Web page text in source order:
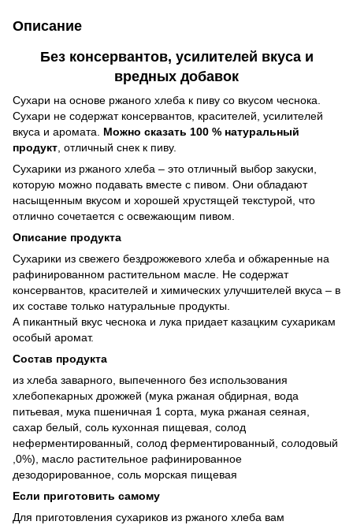
Описание
Без консервантов, усилителей вкуса и
вредных добавок
Сухари на основе ржаного хлеба к пиву со вкусом чеснока.
Сухари не содержат консервантов, красителей, усилителей
вкуса и аромата. Можно сказать 100 % натуральный
продукт , отличный снек к пиву.
Сухарики из ржаного хлеба – это отличный выбор закуски,
которую можно подавать вместе с пивом. Они обладают
насыщенным вкусом и хорошей хрустящей текстурой, что
отлично сочетается с освежающим пивом.
Описание продукта
Сухарики из свежего бездрожжевого хлеба и обжаренные на
рафинированном растительном масле. Не содержат
консервантов, красителей и химических улучшителей вкуса – в
их составе только натуральные продукты.
А пикантный вкус чеснока и лука придает казацким сухарикам
особый аромат.
Состав продукта
из хлеба заварного, выпеченного без использования
хлебопекарных дрожжей (мука ржаная обдирная, вода
питьевая, мука пшеничная 1 сорта, мука ржаная сеяная,
сахар белый, соль кухонная пищевая, солод
неферментированный, солод ферментированный, солодовый
,0%), масло растительное рафинированное
дезодорированное, соль морская пищевая
Если приготовить самому
Для приготовления сухариков из ржаного хлеба вам